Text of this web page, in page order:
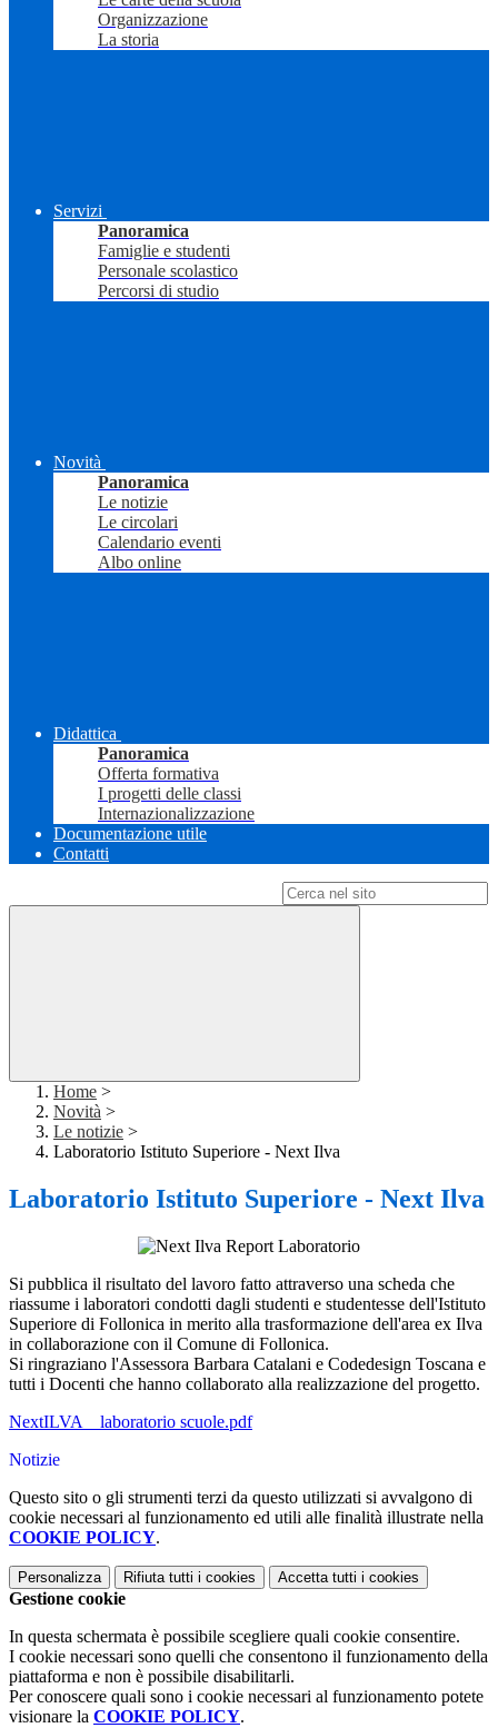
Organizzazione
La storia
Servizi
Panoramica
Famiglie e studenti
Personale scolastico
Percorsi di studio
Novità
Panoramica
Le notizie
Le circolari
Calendario eventi
Albo online
Didattica
Panoramica
Offerta formativa
I progetti delle classi
Internazionalizzazione
Documentazione utile
Contatti
Home >
Novità >
Le notizie >
Laboratorio Istituto Superiore - Next Ilva
Laboratorio Istituto Superiore - Next Ilva
Si pubblica il risultato del lavoro fatto attraverso una scheda che
riassume i laboratori condotti dagli studenti e studentesse dell'Istituto
Superiore di Follonica in merito alla trasformazione dell'area ex Ilva
in collaborazione con il Comune di Follonica.
Si ringraziano l'Assessora Barbara Catalani e Codedesign Toscana e
tutti i Docenti che hanno collaborato alla realizzazione del progetto.
NextILVA _ laboratorio scuole.pdf
Notizie
Questo sito o gli strumenti terzi da questo utilizzati si avvalgono di
cookie necessari al funzionamento ed utili alle finalità illustrate nella
COOKIE POLICY.
Personalizza Rifiuta tutti i cookies Accetta tutti i cookies
Gestione cookie
In questa schermata è possibile scegliere quali cookie consentire.
I cookie necessari sono quelli che consentono il funzionamento della
piattaforma e non è possibile disabilitarli.
Per conoscere quali sono i cookie necessari al funzionamento potete
visionare la COOKIE POLICY.